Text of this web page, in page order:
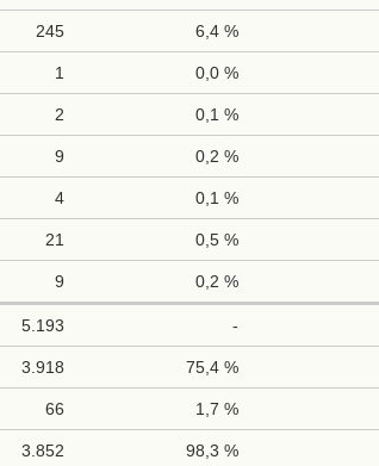
245 6,4 %
1 0,0 %
2 0,1 %
9 0,2 %
4 0,1 %
21 0,5 %
9 0,2 %
5.193 -
3.918 75,4 %
66 1,7 %
3.852 98,3 %